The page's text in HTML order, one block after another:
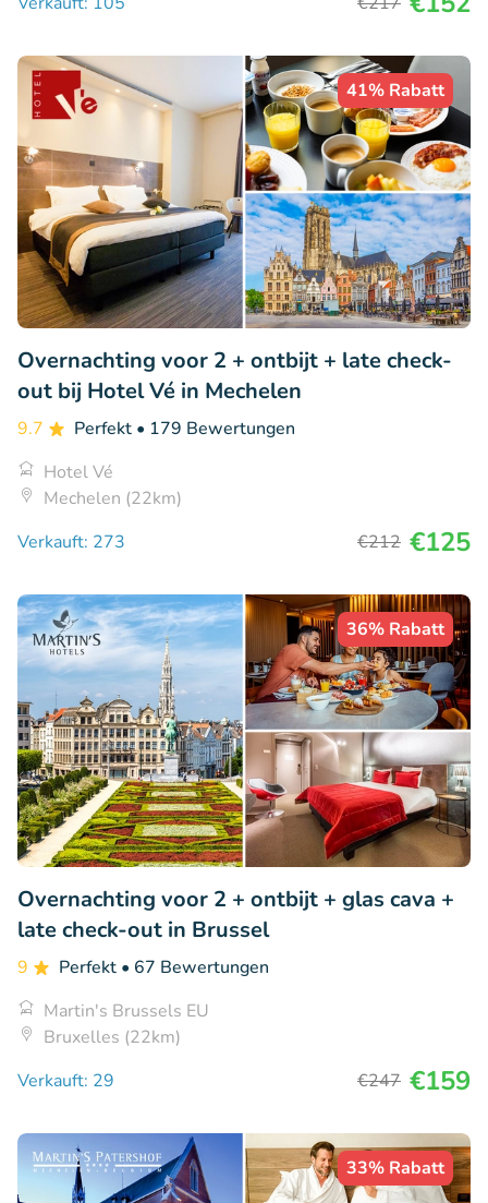
41% Rabatt
Overnachting voor 2 + ontbijt + late check-
out bij Hotel Vé in Mechelen
9.7 Perfekt • 179 Bewertungen
Hotel Vé
Mechelen (22km)
Verkauft: 273
€212 €125
36% Rabatt
Overnachting voor 2 + ontbijt + glas cava +
late check-out in Brussel
9 Perfekt • 67 Bewertungen
Martin's Brussels EU
Bruxelles (22km)
Verkauft: 29
€247 €159
33% Rabatt